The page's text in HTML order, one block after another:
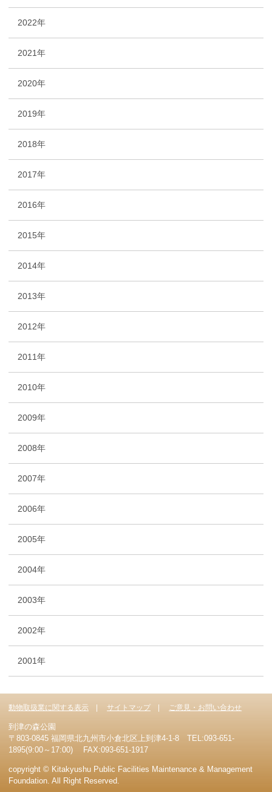
2022年
2021年
2020年
2019年
2018年
2017年
2016年
2015年
2014年
2013年
2012年
2011年
2010年
2009年
2008年
2007年
2006年
2005年
2004年
2003年
2002年
2001年
動物取扱業に関する表示 サイトマップ ご意見・お問い合わせ
到津の森公園
〒803-0845 福岡県北九州市小倉北区上到津4-1-8 TEL:093-651-
1895(9:00～17:00) FAX:093-651-1917
copyright © Kitakyushu Public Facilities Maintenance & Management
Foundation. All Right Reserved.